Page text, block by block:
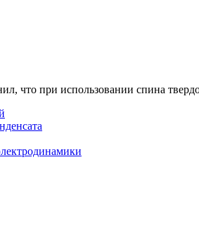
что при использовании спина